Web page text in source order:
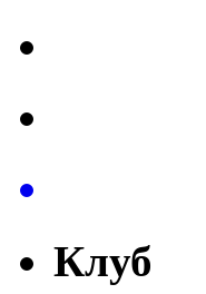
Клуб